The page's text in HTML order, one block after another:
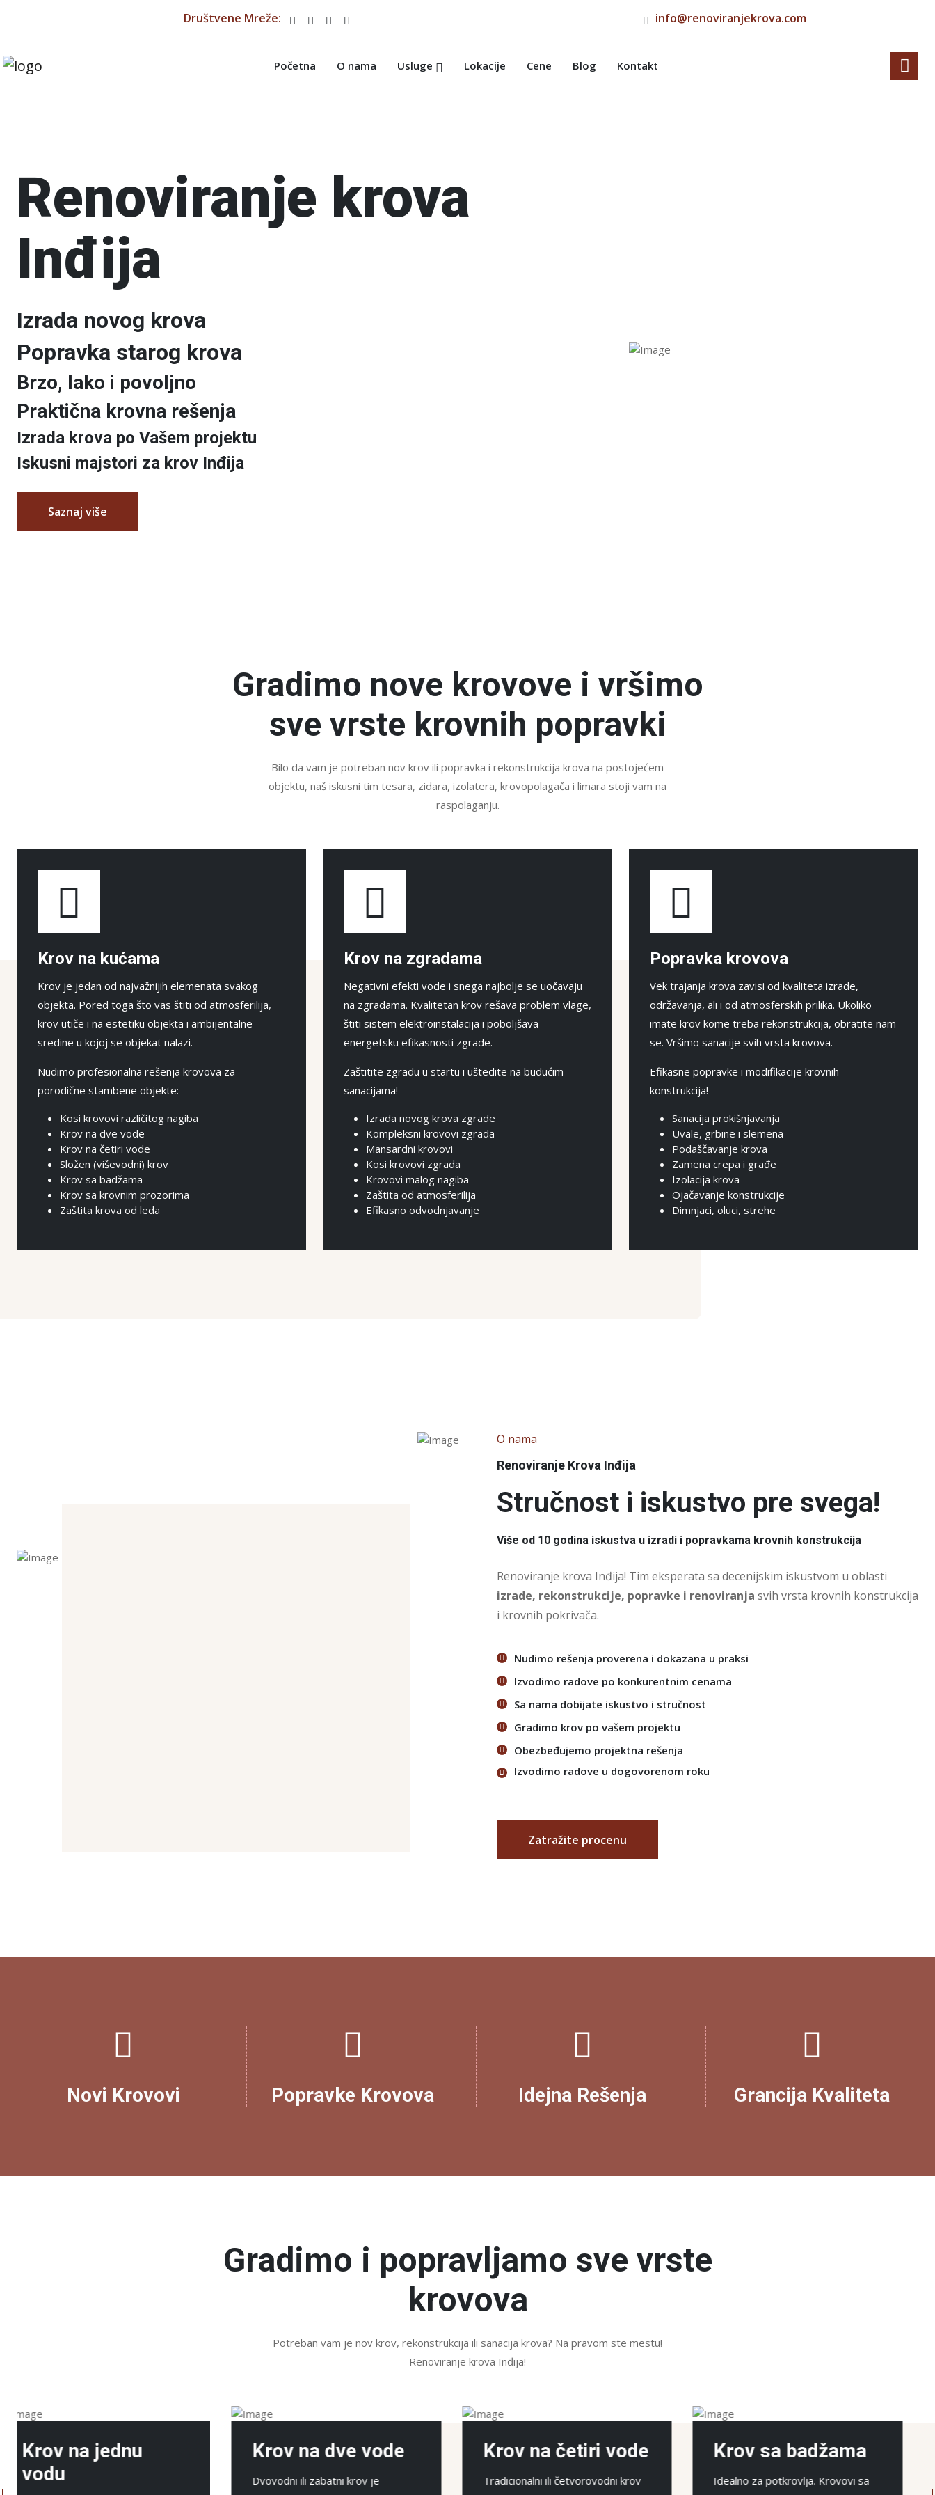
Društvene Mreže: info@renoviranjekrova.com
Početna O nama Usluge Lokacije Cene Blog Kontakt
Renoviranje krova
Inđija
Izrada novog krova
Popravka starog krova
Brzo, lako i povoljno
Praktična krovna rešenja
Izrada krova po Vašem projektu
Iskusni majstori za krov Inđija
Saznaj više
Gradimo nove krovove i vršimo
sve vrste krovnih popravki
Bilo da vam je potreban nov krov ili popravka i rekonstrukcija krova na postojećem
objektu, naš iskusni tim tesara, zidara, izolatera, krovopolagača i limara stoji vam na
raspolaganju.
Krov na kućama
Krov je jedan od najvažnijih elemenata svakog
objekta. Pored toga što vas štiti od atmosferilija,
krov utiče i na estetiku objekta i ambijentalne
sredine u kojoj se objekat nalazi.
Nudimo profesionalna rešenja krovova za
porodične stambene objekte:
Kosi krovovi različitog nagiba
Krov na dve vode
Krov na četiri vode
Složen (viševodni) krov
Krov sa badžama
Krov sa krovnim prozorima
Zaštita krova od leda
Krov na zgradama
Negativni efekti vode i snega najbolje se uočavaju
na zgradama. Kvalitetan krov rešava problem vlage,
štiti sistem elektroinstalacija i poboljšava
energetsku efikasnosti zgrade.
Zaštitite zgradu u startu i uštedite na budućim
sanacijama!
Izrada novog krova zgrade
Kompleksni krovovi zgrada
Mansardni krovovi
Kosi krovovi zgrada
Krovovi malog nagiba
Zaštita od atmosferilija
Efikasno odvodnjavanje
Popravka krovova
Vek trajanja krova zavisi od kvaliteta izrade,
održavanja, ali i od atmosferskih prilika. Ukoliko
imate krov kome treba rekonstrukcija, obratite nam
se. Vršimo sanacije svih vrsta krovova.
Efikasne popravke i modifikacije krovnih
konstrukcija!
Sanacija prokišnjavanja
Uvale, grbine i slemena
Podaščavanje krova
Zamena crepa i građe
Izolacija krova
Ojačavanje konstrukcije
Dimnjaci, oluci, strehe
O nama
Renoviranje Krova Inđija
Stručnost i iskustvo pre svega!
Više od 10 godina iskustva u izradi i popravkama krovnih konstrukcija
Renoviranje krova Inđija! Tim eksperata sa decenijskim iskustvom u oblasti
izrade, rekonstrukcije, popravke i renoviranja svih vrsta krovnih konstrukcija
i krovnih pokrivača.
Nudimo rešenja proverena i dokazana u praksi
Izvodimo radove po konkurentnim cenama
Sa nama dobijate iskustvo i stručnost
Gradimo krov po vašem projektu
Obezbeđujemo projektna rešenja
Izvodimo radove u dogovorenom roku
Zatražite procenu
Novi Krovovi Popravke Krovova Idejna Rešenja Grancija Kvaliteta
Gradimo i popravljamo sve vrste
krovova
Potreban vam je nov krov, rekonstrukcija ili sanacija krova? Na pravom ste mestu!
Renoviranje krova Inđija!
Krov na dve vode
Dvovodni ili zabatni krov je
Krov na četiri vode
Tradicionalni ili četvorovodni krov
Krov sa badžama
Idealno za potkrovlja. Krovovi sa
Krov sa uvalama
Povećava korisnu površinu i visinu